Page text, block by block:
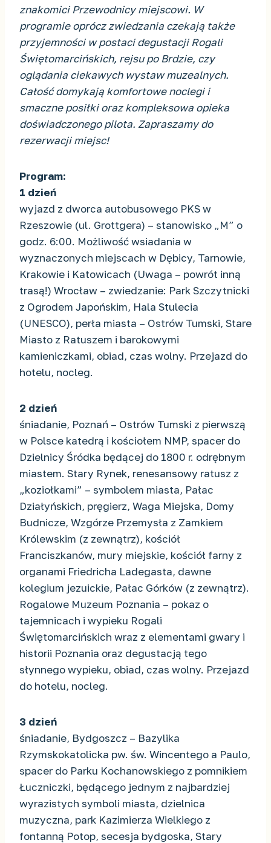
znakomici Przewodnicy miejscowi. W
programie oprócz zwiedzania czekają także
przyjemności w postaci degustacji Rogali
Świętomarcińskich, rejsu po Brdzie, czy
oglądania ciekawych wystaw muzealnych.
Całość domykają komfortowe noclegi i
smaczne posiłki oraz kompleksowa opieka
doświadczonego pilota. Zapraszamy do
rezerwacji miejsc!
Program:
1 dzień
wyjazd z dworca autobusowego PKS w
Rzeszowie (ul. Grottgera) – stanowisko „M” o
godz. 6:00. Możliwość wsiadania w
wyznaczonych miejscach w Dębicy, Tarnowie,
Krakowie i Katowicach (Uwaga – powrót inną
trasą!) Wrocław – zwiedzanie: Park Szczytnicki
z Ogrodem Japońskim, Hala Stulecia
(UNESCO), perła miasta – Ostrów Tumski, Stare
Miasto z Ratuszem i barokowymi
kamieniczkami, obiad, czas wolny. Przejazd do
hotelu, nocleg.
2 dzień
śniadanie, Poznań – Ostrów Tumski z pierwszą
w Polsce katedrą i kościołem NMP, spacer do
Dzielnicy Śródka będącej do 1800 r. odrębnym
miastem. Stary Rynek, renesansowy ratusz z
„koziołkami” – symbolem miasta, Pałac
Działyńskich, pręgierz, Waga Miejska, Domy
Budnicze, Wzgórze Przemysła z Zamkiem
Królewskim (z zewnątrz), kościół
Franciszkanów, mury miejskie, kościół farny z
organami Friedricha Ladegasta, dawne
kolegium jezuickie, Pałac Górków (z zewnątrz).
Rogalowe Muzeum Poznania – pokaz o
tajemnicach i wypieku Rogali
Świętomarcińskich wraz z elementami gwary i
historii Poznania oraz degustacją tego
słynnego wypieku, obiad, czas wolny. Przejazd
do hotelu, nocleg.
3 dzień
śniadanie, Bydgoszcz – Bazylika
Rzymskokatolicka pw. św. Wincentego a Paulo,
spacer do Parku Kochanowskiego z pomnikiem
Łuczniczki, będącego jednym z najbardziej
wyrazistych symboli miasta, dzielnica
muzyczna, park Kazimierza Wielkiego z
fontanną Potop, secesja bydgoska, Stary